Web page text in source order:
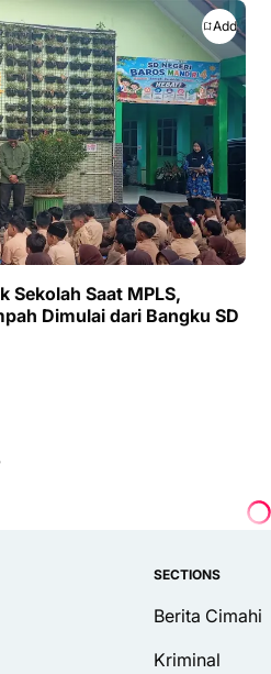
Add
Sekolah Saat MPLS,
Dimulai dari Bangku SD
SECTIONS
Berita Cimahi
Kriminal